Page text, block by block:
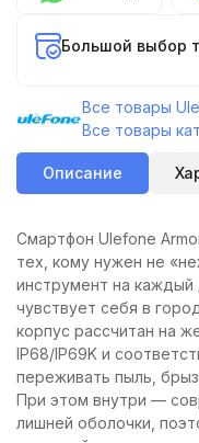
Большой выбор
Все товары
Все товары
Описание
Смартфон Ulefone
тех, кому нужен не
инструмент на каждый
чувствует себя в
корпус рассчитан на
IP68/IP69K и
переживать пыль,
При этом внутри —
лишней оболочки,